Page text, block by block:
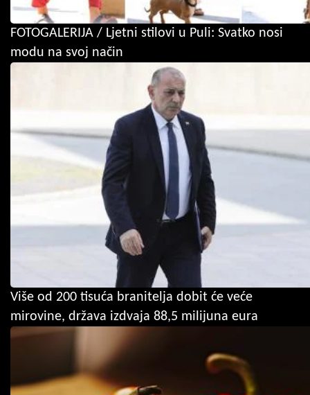
FOTOGALERIJA / Ljetni stilovi u Puli: Svatko nosi
modu na svoj način
Više od 200 tisuća branitelja dobit će veće
mirovine, država izdvaja 88,5 milijuna eura